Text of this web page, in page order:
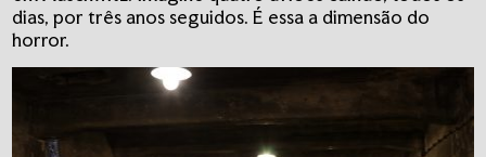
dias, por três anos seguidos. É essa a dimensão do
horror.